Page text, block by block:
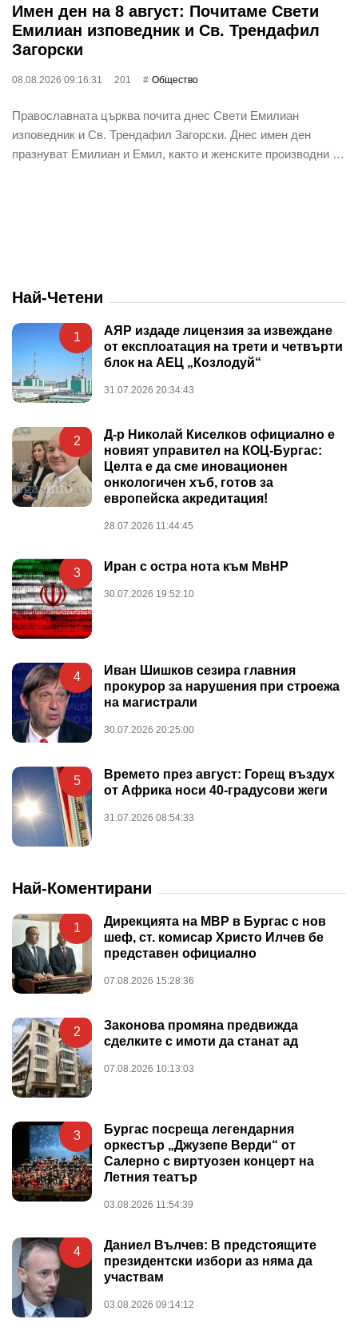
Имен ден на 8 август: Почитаме Свети
Емилиан изповедник и Св. Трендафил
Загорски
08.08.2026 09:16:31 201 Общество
Православната църква почита днес Свети Емилиан
изповедник и Св. Трендафил Загорски. Днес имен ден
празнуват Емилиан и Емил, както и женските производни …
Най-Четени
1
АЯР издаде лицензия за извеждане
от експлоатация на трети и четвърти
блок на АЕЦ „Козлодуй“
31.07.2026 20:34:43
2
Д-р Николай Киселков официално е
новият управител на КОЦ-Бургас:
Целта е да сме иновационен
онкологичен хъб, готов за
европейска акредитация!
28.07.2026 11:44:45
3 Иран с остра нота към МвНР
30.07.2026 19:52:10
4
Иван Шишков сезира главния
прокурор за нарушения при строежа
на магистрали
30.07.2026 20:25:00
5
Времето през август: Горещ въздух
от Африка носи 40-градусови жеги
31.07.2026 08:54:33
Най-Коментирани
1
Дирекцията на МВР в Бургас с нов
шеф, ст. комисар Христо Илчев бе
представен официално
07.08.2026 15:28:36
2
Законова промяна предвижда
сделките с имоти да станат ад
07.08.2026 10:13:03
3
Бургас посреща легендарния
оркестър „Джузепе Верди“ от
Салерно с виртуозен концерт на
Летния театър
03.08.2026 11:54:39
4
Даниел Вълчев: В предстоящите
президентски избори аз няма да
участвам
03.08.2026 09:14:12